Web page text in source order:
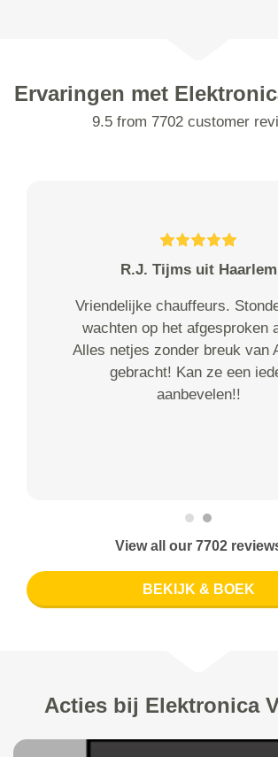
Ervaringen met
9.5 from 7702 customer
R.J. Tijms uit Haarlem
Vriendelijke chauffeurs.
wachten op het afgesproken
Alles netjes zonder breuk van
gebracht! Kan ze een
aanbevelen!!
View all our 7702
BEKIJK & BOEK
Acties bij Elektronica